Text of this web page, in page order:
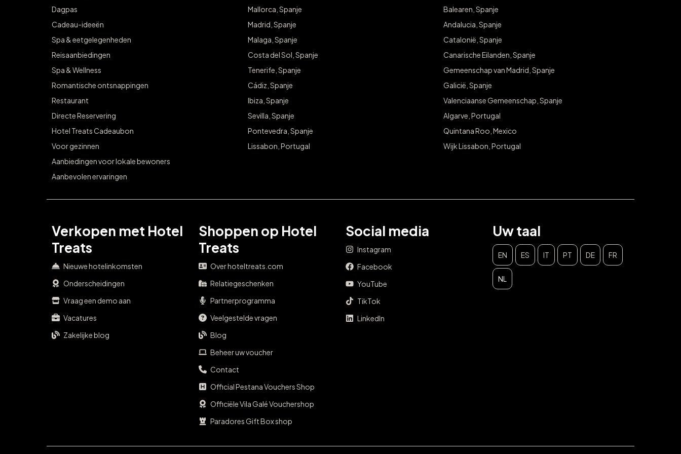
Dagpas
Cadeau-ideeën
Spa & eetgelegenheden
Reisaanbiedingen
Spa & Wellness
Romantische ontsnappingen
Restaurant
Directe Reservering
Hotel Treats Cadeaubon
Voor gezinnen
Aanbiedingen voor lokale bewoners
Aanbevolen ervaringen
Mallorca, Spanje
Madrid, Spanje
Malaga, Spanje
Costa del Sol, Spanje
Tenerife, Spanje
Cádiz, Spanje
Ibiza, Spanje
Sevilla, Spanje
Pontevedra, Spanje
Lissabon, Portugal
Balearen, Spanje
Andalucia, Spanje
Catalonië, Spanje
Canarische Eilanden, Spanje
Gemeenschap van Madrid, Spanje
Galicië, Spanje
Valenciaanse Gemeenschap, Spanje
Algarve, Portugal
Quintana Roo, Mexico
Wijk Lissabon, Portugal
Verkopen met Hotel
Treats
Nieuwe hotelinkomsten
Onderscheidingen
Vraag een demo aan
Vacatures
Zakelijke blog
Shoppen op Hotel
Treats
Over hoteltreats.com
Relatiegeschenken
Partnerprogramma
Veelgestelde vragen
Blog
Beheer uw voucher
Contact
Official Pestana Vouchers Shop
Officiële Vila Galé Vouchershop
Paradores Gift Box shop
Social media
Instagram
Facebook
YouTube
TikTok
LinkedIn
Uw taal
EN ES IT PT DE FR
NL
verwennen!
Meld je aan voor exclusieve toegang tot weggeefacties
jouw stad.
E-mail